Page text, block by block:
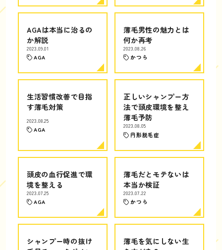
AGAは本当に治るの
か解説
2023.09.01
AGA
薄毛男性の魅力とは
何か再考
2023.08.26
かつら
生活習慣改善で目指
す薄毛対策
2023.08.25
AGA
正しいシャンプー方
法で頭皮環境を整え
薄毛予防
2023.08.05
円形脱毛症
頭皮の血行促進で環
境を整える
2023.07.25
AGA
薄毛だとモテないは
本当か検証
2023.07.22
かつら
シャンプー時の抜け
薄毛を気にしない生